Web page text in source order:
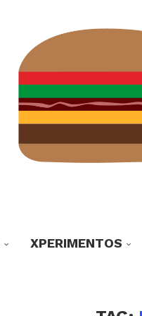
XPERIMENTOS